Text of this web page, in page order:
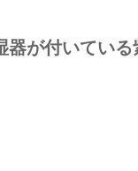
が付いてい